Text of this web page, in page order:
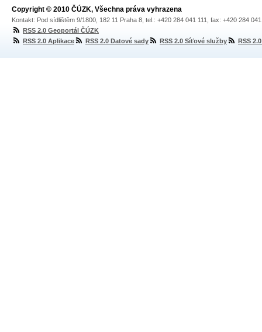
Copyright © 2010 ČÚZK, Všechna práva vyhrazena
Kontakt: Pod sídlištěm 9/1800, 182 11 Praha 8, tel.: +420 284 041 111, fax: +420 284
RSS 2.0 Geoportál ČÚZK
RSS 2.0 Aplikace
RSS 2.0 Datové sady RSS 2.0 Síťové služby RSS